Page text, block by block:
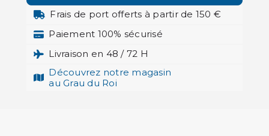
Frais de port offerts à partir de 150 €
Paiement 100% sécurisé
Livraison en 48 / 72 H
Découvrez notre magasin
au Grau du Roi